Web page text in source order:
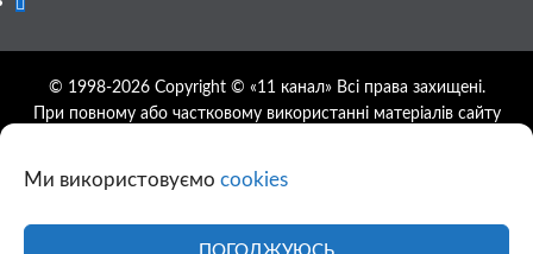
Ми використовуємо cookies
ПОГОДЖУЮСЬ
© 1998-2026 Copyright © «11 канал» Всі права захищені.
При повному або частковому використанні матеріалів сайту
дозволяється за умови посилання на джерело та прямого